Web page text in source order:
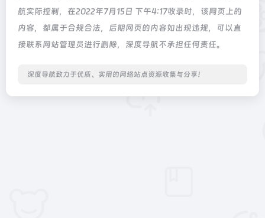
航实际控制，在2022年7月15日 下午4:17收录时，该网页上的
内容，都属于合规合法，后期网页的内容如出现违规，可以直
接联系网站管理员进行删除，深度导航不承担任何责任。
深度导航致力于优质、实用的网络站点资源收集与分享！